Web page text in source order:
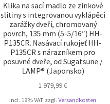
Klika na sací madlo ze zinkové
slitiny s integrovanou vyklápěcí
zarážky dveří, chromovaný
povrch, 135 mm (5-5/16″) HH-
P135CR. Nasávací rukojeť HH-
P135CR s nárazníkem pro
posuvné dveře, od Sugatsune /
LAMP® (Japonsko)
1 979,99€
incl. 19% VAT zzgl.Versandkosten